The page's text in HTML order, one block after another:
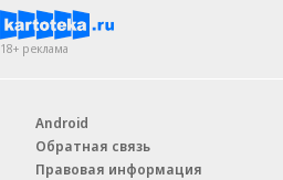
18+ реклама
Android
Обратная связь
Правовая информация